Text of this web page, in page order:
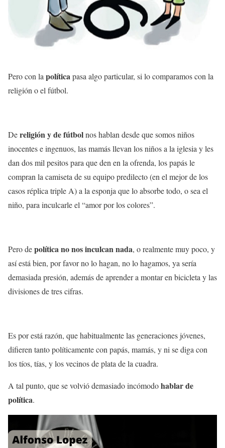
Pero con lapolíticapasa algo particular, si lo comparamos con la
religión o el fútbol.
Dereligión y de fútbolnos hablan desde que somos niños
inocentes e ingenuos, las mamás llevan los niños a la iglesia y les
dan dos mil pesitos para que den en la ofrenda, los papás le
compran la camiseta de su equipo predilecto (en el mejor de los
casos réplica triple A) a la esponja que lo absorbe todo, o sea el
niño, para inculcarle el “amor por los colores”.
Pero depolítica no nos inculcan nada, o realmente muy poco, y
así está bien, por favor no lo hagan, no lo hagamos, ya sería
demasiada presión, además de aprender a montar en bicicleta y las
divisiones de tres cifras.
Es por está razón, que habitualmente las generaciones jóvenes,
difieren tanto políticamente con papás, mamás, y ni se diga con
los tíos, tías, y los vecinos de plata de la cuadra.
A tal punto, que se volvió demasiado incómodohablar de
política.